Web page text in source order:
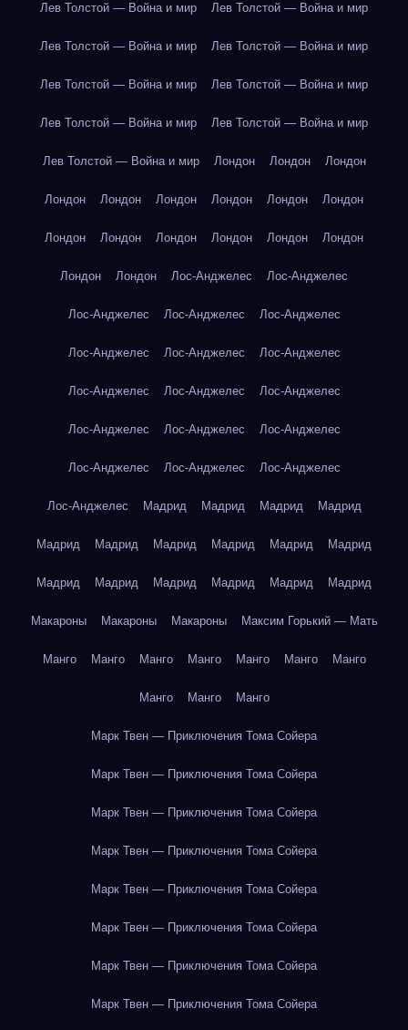
Лев Толстой — Война и мир Лев Толстой — Война и мир
Лев Толстой — Война и мир Лев Толстой — Война и мир
Лев Толстой — Война и мир Лев Толстой — Война и мир
Лев Толстой — Война и мир Лев Толстой — Война и мир
Лев Толстой — Война и мир Лондон Лондон Лондон
Лондон Лондон Лондон Лондон Лондон Лондон
Лондон Лондон Лондон Лондон Лондон Лондон
Лондон Лондон Лос-Анджелес Лос-Анджелес
Лос-Анджелес Лос-Анджелес Лос-Анджелес
Лос-Анджелес Лос-Анджелес Лос-Анджелес
Лос-Анджелес Лос-Анджелес Лос-Анджелес
Лос-Анджелес Лос-Анджелес Лос-Анджелес
Лос-Анджелес Лос-Анджелес Лос-Анджелес
Лос-Анджелес Мадрид Мадрид Мадрид Мадрид
Мадрид Мадрид Мадрид Мадрид Мадрид Мадрид
Мадрид Мадрид Мадрид Мадрид Мадрид Мадрид
Макароны Макароны Макароны Максим Горький — Мать
Манго Манго Манго Манго Манго Манго Манго
Манго Манго Манго
Марк Твен — Приключения Тома Сойера
Марк Твен — Приключения Тома Сойера
Марк Твен — Приключения Тома Сойера
Марк Твен — Приключения Тома Сойера
Марк Твен — Приключения Тома Сойера
Марк Твен — Приключения Тома Сойера
Марк Твен — Приключения Тома Сойера
Марк Твен — Приключения Тома Сойера